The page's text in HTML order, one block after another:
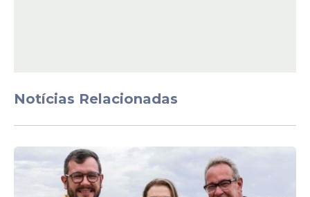
Notícias Relacionadas